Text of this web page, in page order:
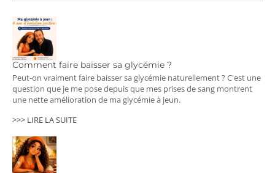
Comment faire baisser sa glycémie ?
Peut-on vraiment faire baisser sa glycémie naturellement ? C'est une
question que je me pose depuis que mes prises de sang montrent
une nette amélioration de ma glycémie à jeun.
>>> LIRE LA SUITE